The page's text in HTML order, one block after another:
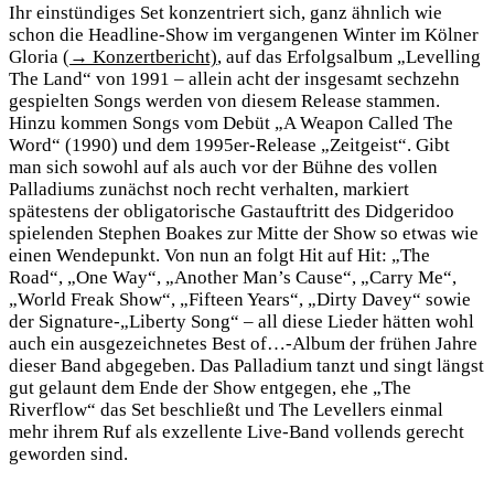
Ihr einstündiges Set konzentriert sich, ganz ähnlich wie
schon die Headline-Show im vergangenen Winter im Kölner
Gloria (→ Konzertbericht), auf das Erfolgsalbum „Levelling
The Land“ von 1991 – allein acht der insgesamt sechzehn
gespielten Songs werden von diesem Release stammen.
Hinzu kommen Songs vom Debüt „A Weapon Called The
Word“ (1990) und dem 1995er-Release „Zeitgeist“. Gibt
man sich sowohl auf als auch vor der Bühne des vollen
Palladiums zunächst noch recht verhalten, markiert
spätestens der obligatorische Gastauftritt des Didgeridoo
spielenden Stephen Boakes zur Mitte der Show so etwas wie
einen Wendepunkt. Von nun an folgt Hit auf Hit: „The
Road“, „One Way“, „Another Man’s Cause“, „Carry Me“,
„World Freak Show“, „Fifteen Years“, „Dirty Davey“ sowie
der Signature-„Liberty Song“ – all diese Lieder hätten wohl
auch ein ausgezeichnetes Best of…-Album der frühen Jahre
dieser Band abgegeben. Das Palladium tanzt und singt längst
gut gelaunt dem Ende der Show entgegen, ehe „The
Riverflow“ das Set beschließt und The Levellers einmal
mehr ihrem Ruf als exzellente Live-Band vollends gerecht
geworden sind.